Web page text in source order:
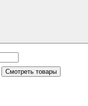
Смотреть товары